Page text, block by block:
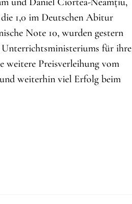
die 1,0 im Deutschen Abitur
Note 10, wurden gestern
Unterrichtsministeriums für ihre
weitere Preisverleihung vom
weiterhin viel Erfolg beim